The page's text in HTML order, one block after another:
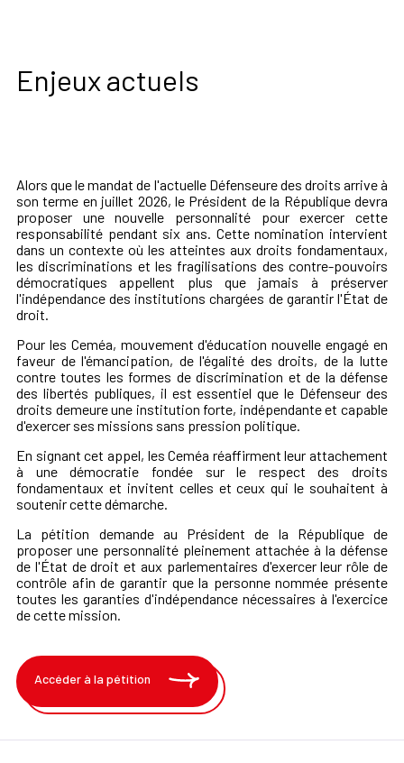
Enjeux actuels
Alors que le mandat de l'actuelle Défenseure des droits arrive à
son terme en juillet 2026, le Président de la République devra
proposer une nouvelle personnalité pour exercer cette
responsabilité pendant six ans. Cette nomination intervient
dans un contexte où les atteintes aux droits fondamentaux,
les discriminations et les fragilisations des contre-pouvoirs
démocratiques appellent plus que jamais à préserver
l'indépendance des institutions chargées de garantir l'État de
droit.
Pour les Ceméa, mouvement d'éducation nouvelle engagé en
faveur de l'émancipation, de l'égalité des droits, de la lutte
contre toutes les formes de discrimination et de la défense
des libertés publiques, il est essentiel que le Défenseur des
droits demeure une institution forte, indépendante et capable
d'exercer ses missions sans pression politique.
En signant cet appel, les Ceméa réaffirment leur attachement
à une démocratie fondée sur le respect des droits
fondamentaux et invitent celles et ceux qui le souhaitent à
soutenir cette démarche.
La pétition demande au Président de la République de
proposer une personnalité pleinement attachée à la défense
de l'État de droit et aux parlementaires d'exercer leur rôle de
contrôle afin de garantir que la personne nommée présente
toutes les garanties d'indépendance nécessaires à l'exercice
de cette mission.
Accéder à la pétition